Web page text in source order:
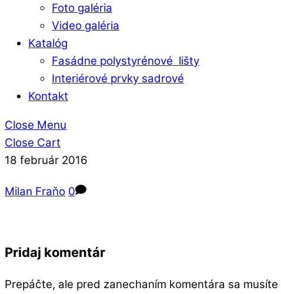
Foto galéria
Video galéria
Katalóg
Fasádne polystyrénové lišty
Interiérové prvky sadrové
Kontakt
Close Menu
Close Cart
18 február 2016
Milan Fraňo 0
Pridaj komentár
Prepáčte, ale pred zanechaním komentára sa musíte